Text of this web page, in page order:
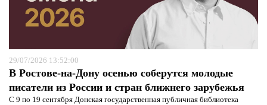
29/07/2026 13:52:00
В Ростове-на-Дону осенью соберутся молодые
писатели из России и стран ближнего зарубежья
С 9 по 19 сентября Донская государственная публичная библиотека